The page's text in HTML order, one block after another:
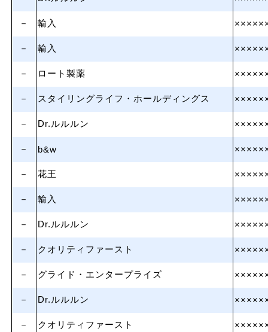
－ 輸入
－ 輸入
－ ロート製薬
－ スタイリングライフ・ホールディングス
－ Dr.ルルルン
－ b&w
－ 花王
－ 輸入
－ Dr.ルルルン
－ クオリティファースト
－ グライド・エンタープライズ
－ Dr.ルルルン
－ クオリティファースト